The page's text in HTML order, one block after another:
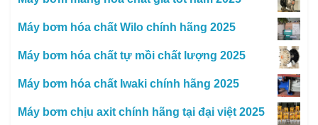
Máy bơm hóa chất Wilo chính hãng 2025
Máy bơm hóa chất tự mồi chất lượng 2025
Máy bơm hóa chất Iwaki chính hãng 2025
Máy bơm chịu axit chính hãng tại đại việt 2025